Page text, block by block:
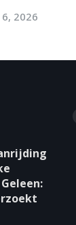
2026